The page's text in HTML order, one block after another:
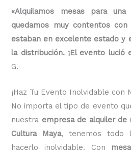
«Alquilamos mesas para
quedamos muy contentos
estaban en excelente estado y
la distribución. ¡El evento lució
G.
¡Haz Tu Evento Inolvidable con
No importa el tipo de evento
nuestra empresa de alquiler de
Cultura Maya, tenemos todo
hacerlo inolvidable. Con